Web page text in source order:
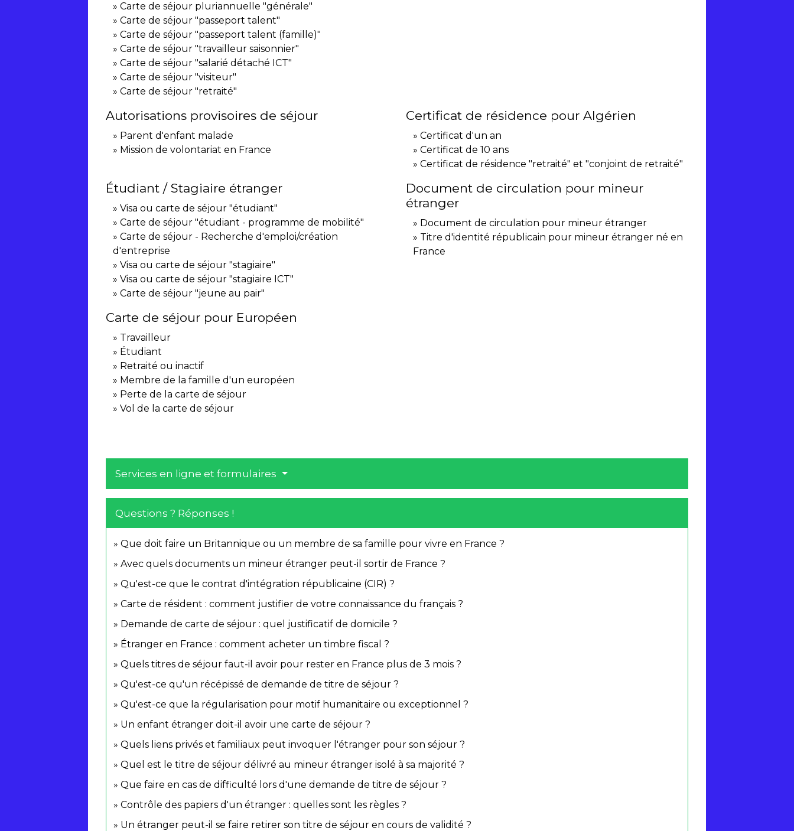
Carte de séjour pluriannuelle "générale"
Carte de séjour "passeport talent"
Carte de séjour "passeport talent (famille)"
Carte de séjour "travailleur saisonnier"
Carte de séjour "salarié détaché ICT"
Carte de séjour "visiteur"
Carte de séjour "retraité"
Autorisations provisoires de séjour
Parent d'enfant malade
Mission de volontariat en France
Certificat de résidence pour Algérien
Certificat d'un an
Certificat de 10 ans
Certificat de résidence "retraité" et "conjoint de retraité"
Étudiant / Stagiaire étranger
Visa ou carte de séjour "étudiant"
Carte de séjour "étudiant - programme de mobilité"
Carte de séjour - Recherche d'emploi/création
d'entreprise
Visa ou carte de séjour "stagiaire"
Visa ou carte de séjour "stagiaire ICT"
Carte de séjour "jeune au pair"
Document de circulation pour mineur
étranger
Document de circulation pour mineur étranger
Titre d'identité républicain pour mineur étranger né en
France
Carte de séjour pour Européen
Travailleur
Étudiant
Retraité ou inactif
Membre de la famille d'un européen
Perte de la carte de séjour
Vol de la carte de séjour
Services en ligne et formulaires
Questions ? Réponses !
Que doit faire un Britannique ou un membre de sa famille pour vivre en France ?
Avec quels documents un mineur étranger peut-il sortir de France ?
Qu'est-ce que le contrat d'intégration républicaine (CIR) ?
Carte de résident : comment justifier de votre connaissance du français ?
Demande de carte de séjour : quel justificatif de domicile ?
Étranger en France : comment acheter un timbre fiscal ?
Quels titres de séjour faut-il avoir pour rester en France plus de 3 mois ?
Qu'est-ce qu'un récépissé de demande de titre de séjour ?
Qu'est-ce que la régularisation pour motif humanitaire ou exceptionnel ?
Un enfant étranger doit-il avoir une carte de séjour ?
Quels liens privés et familiaux peut invoquer l'étranger pour son séjour ?
Quel est le titre de séjour délivré au mineur étranger isolé à sa majorité ?
Que faire en cas de difficulté lors d'une demande de titre de séjour ?
Contrôle des papiers d'un étranger : quelles sont les règles ?
Un étranger peut-il se faire retirer son titre de séjour en cours de validité ?